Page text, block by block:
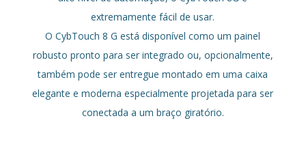
extremamente fácil de usar.
O CybTouch 8 G está disponível como um painel
robusto pronto para ser integrado ou, opcionalmente,
também pode ser entregue montado em uma caixa
elegante e moderna especialmente projetada para ser
conectada a um braço giratório.